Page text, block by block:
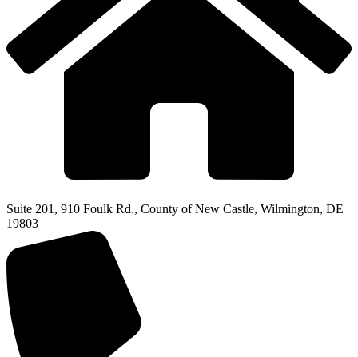
Suite 201, 910 Foulk Rd., County of New Castle, Wilmington, DE
19803